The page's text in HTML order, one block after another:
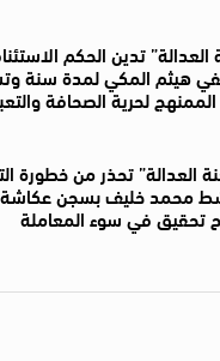
تدين الحكم
هيثم المكي لمدة سنة
لحرية الصحافة
العدالة” تحذر من خطورة
محمد خليف بسجن عكاشة
تحقيق في سوء المعاملة